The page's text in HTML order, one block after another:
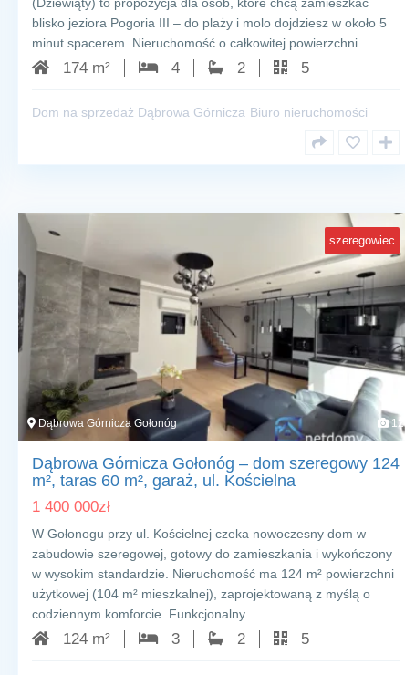
(Dziewiąty) to propozycja dla osób, które chcą zamieszkać
blisko jeziora Pogoria III – do plaży i molo dojdziesz w około 5
minut spacerem. Nieruchomość o całkowitej powierzchni…
174 m² 4 2 5
Dom na sprzedaż Dąbrowa Górnicza Biuro nieruchomości
szeregowiec
Dąbrowa Górnicza Gołonóg 12
Dąbrowa Górnicza Gołonóg – dom szeregowy 124
m², taras 60 m², garaż, ul. Kościelna
1 400 000zł
W Gołonogu przy ul. Kościelnej czeka nowoczesny dom w
zabudowie szeregowej, gotowy do zamieszkania i wykończony
w wysokim standardzie. Nieruchomość ma 124 m² powierzchni
użytkowej (104 m² mieszkalnej), zaprojektowaną z myślą o
codziennym komforcie. Funkcjonalny…
124 m² 3 2 5